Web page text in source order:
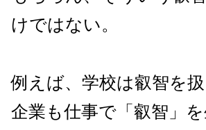
けではない。
例えば、学校は叡智を
企業も仕事で「叡智」